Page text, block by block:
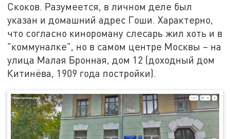
Скоков. Разумеется, в личном деле был
указан и домашний адрес Гоши. Характерно,
что согласно кинороману слесарь жил хоть и в
"коммуналке", но в самом центре Москвы – на
улица Малая Бронная, дом 12 (доходный дом
Китинёва, 1909 года постройки).